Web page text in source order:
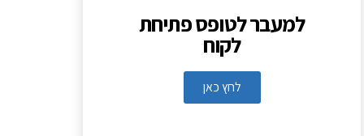
למעבר לטופס פתיחת
לקוח
לחץ כאן